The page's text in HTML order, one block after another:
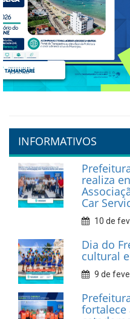
Previous